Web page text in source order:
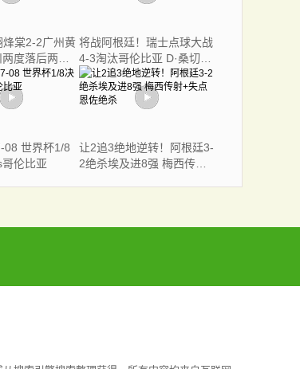
烽棠2-2广州黄
度落后两度
将战阿根廷！瑞士点球大战
4-3淘汰哥伦比亚 D·桑切
斯、库乔失点
08 世界杯1/8
伦比亚
让2追3绝地逆转！阿根廷3-
2绝杀埃及进8强 梅西传射